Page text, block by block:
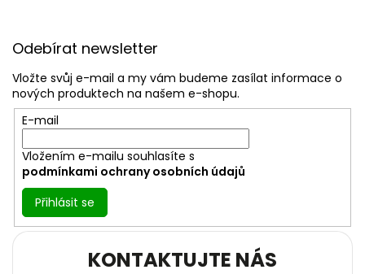
Odebírat newsletter
Vložte svůj e-mail a my vám budeme zasílat informace o
nových produktech na našem e-shopu.
E-mail
Vložením e-mailu souhlasíte s
podmínkami ochrany osobních údajů
Přihlásit se
KONTAKTUJTE NÁS